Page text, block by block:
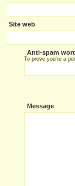
Site web
Anti-spam
To prove you're a
Message